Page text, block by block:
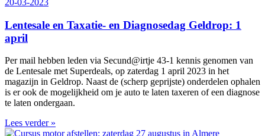
Lentesale en Taxatie- en Diagnosedag Geldrop: 1
april
Per mail hebben leden via Secund@irtje 43-1 kennis genomen van
de Lentesale met Superdeals, op zaterdag 1 april 2023 in het
magazijn in Geldrop. Naast de (scherp geprijste) onderdelen ophalen
is er ook de mogelijkheid om je auto te laten taxeren of een diagnose
te laten ondergaan.
Lees verder »